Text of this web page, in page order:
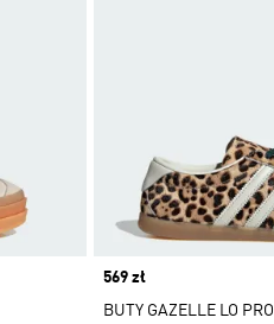
Price
569 zł
BUTY GAZELLE LO PRO